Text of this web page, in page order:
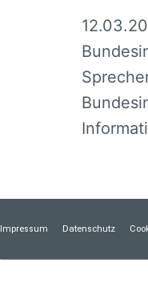
Impressum Datenschutz